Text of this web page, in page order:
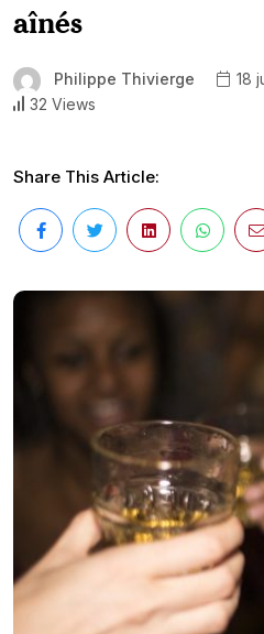
aînés
Philippe Thivierge 18
32 Views
Share This Article: